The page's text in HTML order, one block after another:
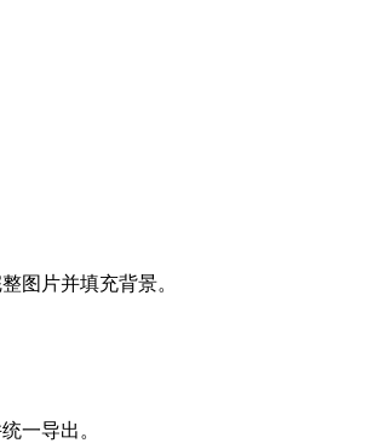
图片并填充背景。
一导出。